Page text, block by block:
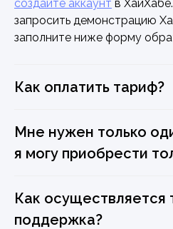
создайте аккаунт в
запросить демонстрацию
заполните ниже форму
Как оплатить тариф?
Мне нужен только
я могу приобрести
Как осуществляется
поддержка?